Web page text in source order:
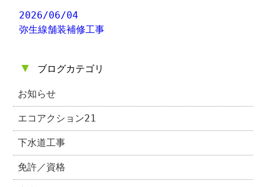
2026/06/04
弥生線舗装補修工事
▼ ブログカテゴリ
お知らせ
エコアクション21
下水道工事
免許／資格